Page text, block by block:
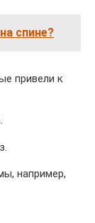
спине?
привели к
например,